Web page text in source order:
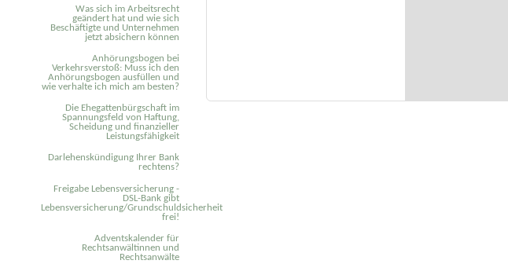
Was sich im Arbeitsrecht
geändert hat und wie sich
Beschäftigte und Unternehmen
jetzt absichern können
Anhörungsbogen bei
Verkehrsverstoß: Muss ich den
Anhörungsbogen ausfüllen und
wie verhalte ich mich am besten?
Die Ehegattenbürgschaft im
Spannungsfeld von Haftung,
Scheidung und finanzieller
Leistungsfähigkeit
Darlehenskündigung Ihrer Bank
rechtens?
Freigabe Lebensversicherung -
DSL-Bank gibt
Lebensversicherung/Grundschuldsicherheit
frei!
Adventskalender für
Rechtsanwältinnen und
Rechtsanwälte